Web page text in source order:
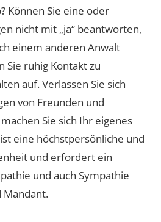
Können Sie eine oder
nicht mit „ja“ beantworten,
einem anderen Anwalt
Sie ruhig Kontakt zu
auf. Verlassen Sie sich
von Freunden und
Sie sich Ihr eigenes
eine höchstpersönliche und
und erfordert ein
und auch Sympathie
Mandant.